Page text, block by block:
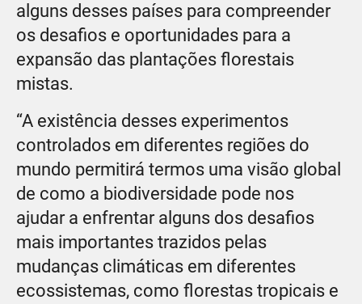
alguns desses países para compreender
os desafios e oportunidades para a
expansão das plantações florestais
mistas.
“A existência desses experimentos
controlados em diferentes regiões do
mundo permitirá termos uma visão global
de como a biodiversidade pode nos
ajudar a enfrentar alguns dos desafios
mais importantes trazidos pelas
mudanças climáticas em diferentes
ecossistemas, como florestas tropicais e